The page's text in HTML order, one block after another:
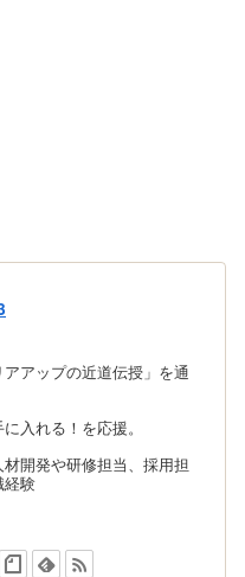
アアップの近道伝授」を通
入れる！を応援。
開発や研修担当、採用担
経験